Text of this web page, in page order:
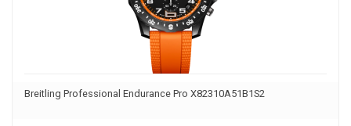
Breitling Professional Endurance Pro X82310A51B1S2